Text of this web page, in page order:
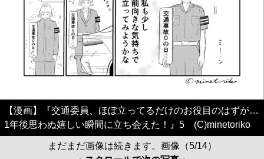
【漫画】『交通委員、ほぼ立ってるだけのお役目のはずが…
1年後思わぬ嬉しい瞬間に立ち会えた！』5 (C)minetoriko
まだまだ画像は続きます。画像（5/14）